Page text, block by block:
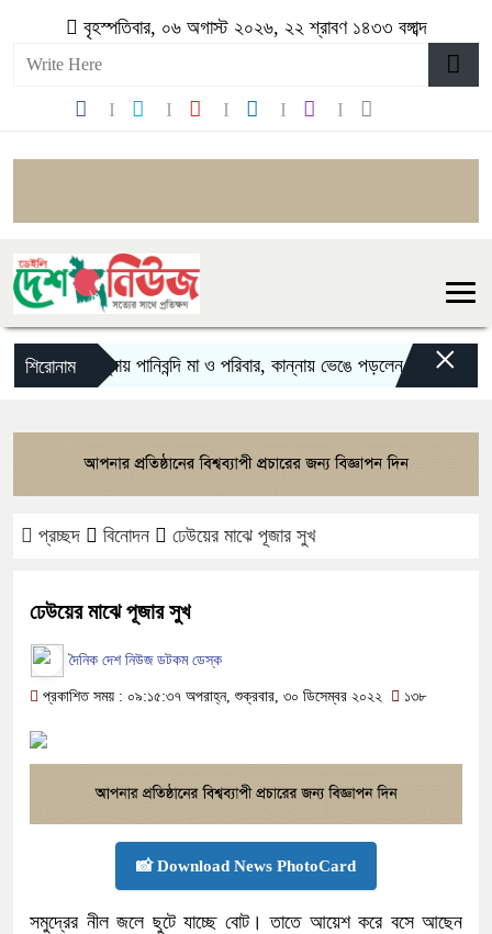
বৃহস্পতিবার, ০৬ অগাস্ট ২০২৬, ২২ শ্রাবণ ১৪৩৩ বঙ্গাব্দ
শিরোনামবন্যায় পানিবন্দি মা ও পরিবার, কান্নায় ভেঙে পড়লেন অভিনেত্রী×
প্রচ্ছদ বিনোদন ঢেউয়ের মাঝে পূজার সুখ
ঢেউয়ের মাঝে পূজার সুখ
দৈনিক দেশ নিউজ ডটকম ডেস্ক
প্রকাশিত সময় : ০৯:১৫:৩৭ অপরাহ্ন, শুক্রবার, ৩০ ডিসেম্বর ২০২২ ১৩৮
📸 Download News PhotoCard
সমুদ্রের নীল জলে ছুটে যাচ্ছে বোট। তাতে আয়েশ করে বসে আছেন